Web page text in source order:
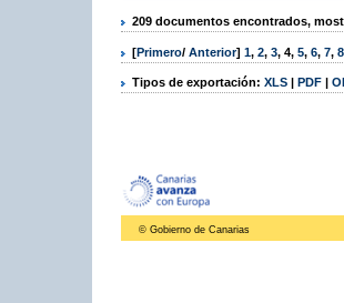
209 documentos encontrados,
[Primero/ Anterior] 1, 2, 3, 4, 5, 6, 7, 8
Tipos de exportación: XLS | PDF |
© Gobierno de Canarias